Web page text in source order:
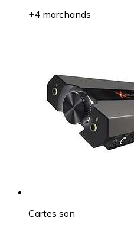
+4 marchands
Cartes son